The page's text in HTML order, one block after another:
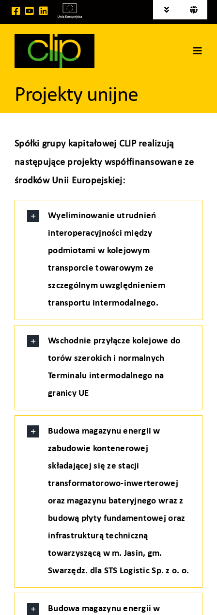
Przejdź
do
zawartości
Toggle
Navigation
Aktualności
Tereny inwestycyjne na sprzedaż
Publikacje
Projekty EU
Toggle
Deutsch
Wynajem powierzchni
Projekty unijne
Spółki grupy kapitałowej CLIP realizują
następujące projekty współfinansowane ze
środków Unii Europejskiej:
Wyeliminowanie utrudnień
interoperacyjności między
podmiotami w kolejowym
transporcie towarowym ze
szczególnym uwzględnieniem
transportu intermodalnego.
Wschodnie przyłącze kolejowe do
torów szerokich i normalnych
Terminalu intermodalnego na
granicy UE
Budowa magazynu energii w
zabudowie kontenerowej
składającej się ze stacji
transformatorowo-inwerterowej
oraz magazynu bateryjnego wraz z
budową płyty fundamentowej oraz
infrastrukturą techniczną
towarzyszącą w m. Jasin, gm.
Swarzędz. dla STS Logistic Sp. z o. o.
Budowa magazynu energii w